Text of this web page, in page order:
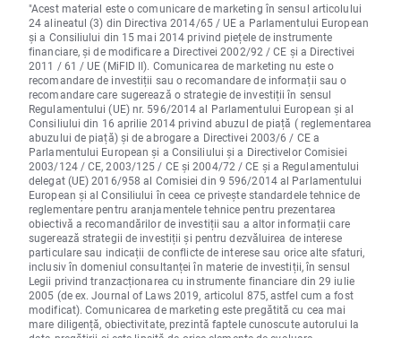
"Acest material este o comunicare de marketing în sensul articolului
24 alineatul (3) din Directiva 2014/65 / UE a Parlamentului European
și a Consiliului din 15 mai 2014 privind piețele de instrumente
financiare, și de modificare a Directivei 2002/92 / CE și a Directivei
2011 / 61 / UE (MiFID II). Comunicarea de marketing nu este o
recomandare de investiții sau o recomandare de informații sau o
recomandare care sugerează o strategie de investiții în sensul
Regulamentului (UE) nr. 596/2014 al Parlamentului European și al
Consiliului din 16 aprilie 2014 privind abuzul de piață ( reglementarea
abuzului de piață) și de abrogare a Directivei 2003/6 / CE a
Parlamentului European și a Consiliului și a Directivelor Comisiei
2003/124 / CE, 2003/125 / CE și 2004/72 / CE și a Regulamentului
delegat (UE) 2016/958 al Comisiei din 9 596/2014 al Parlamentului
European și al Consiliului în ceea ce privește standardele tehnice de
reglementare pentru aranjamentele tehnice pentru prezentarea
obiectivă a recomandărilor de investiții sau a altor informații care
sugerează strategii de investiții și pentru dezvăluirea de interese
particulare sau indicații de conflicte de interese sau orice alte sfaturi,
inclusiv în domeniul consultanței în materie de investiții, în sensul
Legii privind tranzacționarea cu instrumente financiare din 29 iulie
2005 (de ex. Journal of Laws 2019, articolul 875, astfel cum a fost
modificat). Comunicarea de marketing este pregătită cu cea mai
mare diligență, obiectivitate, prezintă faptele cunoscute autorului la